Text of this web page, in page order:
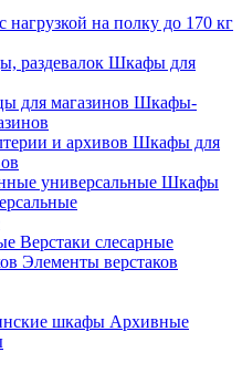
на полку до 170 кг
Шкафы для
Шкафы-
Шкафы для
Шкафы
Верстаки слесарные
Элементы верстаков
Архивные